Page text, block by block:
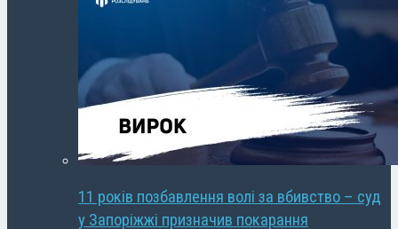
11 років позбавлення волі за вбивство – суд
у Запоріжжі призначив покарання